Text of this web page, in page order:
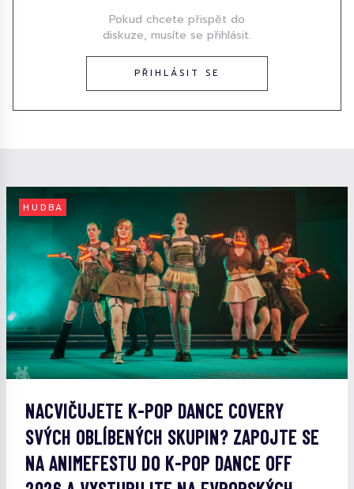
Pokud chcete přispět do
diskuze, musíte se přihlásit.
PŘIHLÁSIT SE
HUDBA
NACVIČUJETE K-POP DANCE COVERY
SVÝCH OBLÍBENÝCH SKUPIN? ZAPOJTE SE
NA ANIMEFESTU DO K-POP DANCE OFF